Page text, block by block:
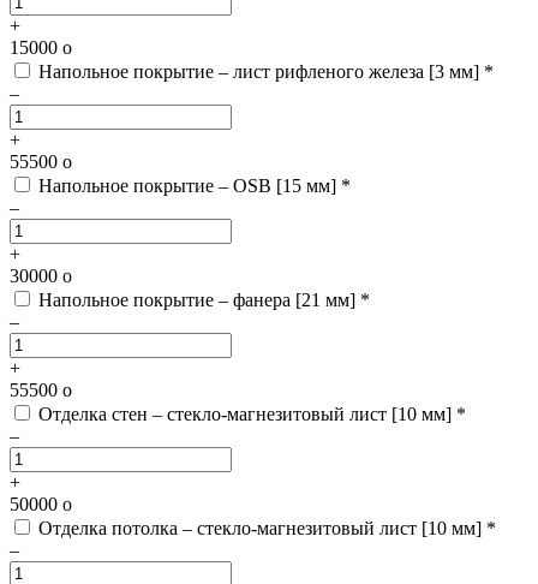
+
15000 o
Напольное покрытие – лист рифленого железа [3 мм] *
–
+
55500 o
Напольное покрытие – OSB [15 мм] *
–
+
30000 o
Напольное покрытие – фанера [21 мм] *
–
+
55500 o
Отделка стен – стекло-магнезитовый лист [10 мм] *
–
+
50000 o
Отделка потолка – стекло-магнезитовый лист [10 мм] *
–